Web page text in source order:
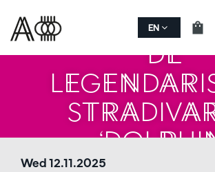
EN
DE
Wed 12.11.2025